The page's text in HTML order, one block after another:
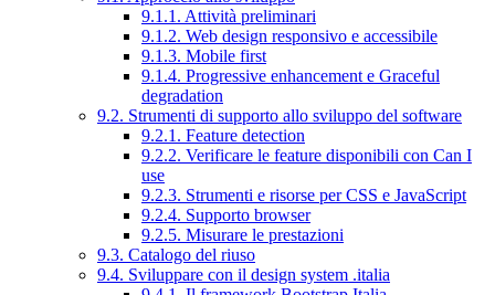
9.1.1. Attività preliminari
9.1.2. Web design responsivo e accessibile
9.1.3. Mobile first
9.1.4. Progressive enhancement e Graceful
degradation
9.2. Strumenti di supporto allo sviluppo del software
9.2.1. Feature detection
9.2.2. Verificare le feature disponibili con Can I
use
9.2.3. Strumenti e risorse per CSS e JavaScript
9.2.4. Supporto browser
9.2.5. Misurare le prestazioni
9.3. Catalogo del riuso
9.4. Sviluppare con il design system .italia